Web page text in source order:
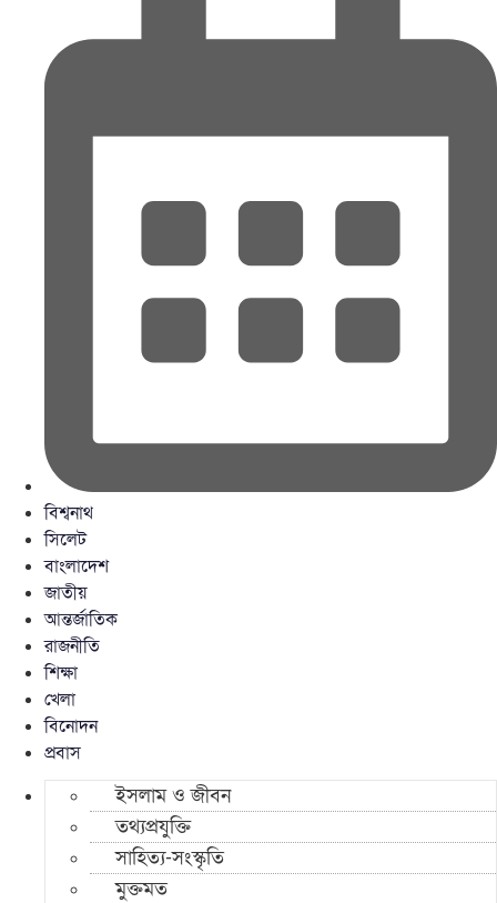
বিশ্বনাথ
সিলেট
বাংলাদেশ
জাতীয়
আন্তর্জাতিক
রাজনীতি
শিক্ষা
খেলা
বিনোদন
প্রবাস
ইসলাম ও জীবন
তথ্যপ্রযুক্তি
সাহিত্য-সংস্কৃতি
মুক্তমত